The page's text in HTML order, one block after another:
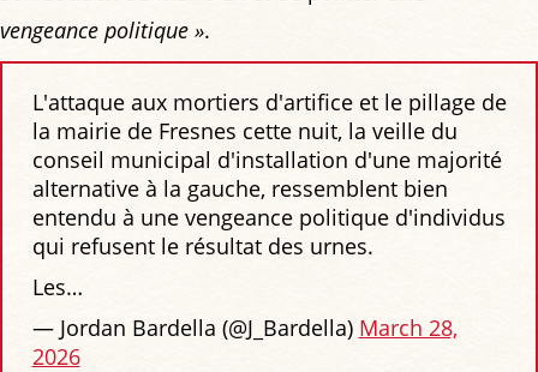
vengeance politique ».
L'attaque aux mortiers d'artifice et le pillage de
la mairie de Fresnes cette nuit, la veille du
conseil municipal d'installation d'une majorité
alternative à la gauche, ressemblent bien
entendu à une vengeance politique d'individus
qui refusent le résultat des urnes.
Les…
— Jordan Bardella (@J_Bardella) March 28,
2026